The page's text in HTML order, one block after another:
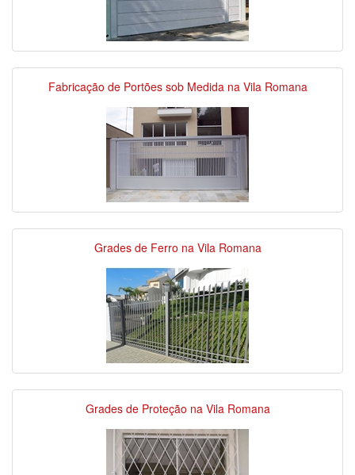
Fabricação de Portões sob Medida na Vila Romana
Grades de Ferro na Vila Romana
Grades de Proteção na Vila Romana